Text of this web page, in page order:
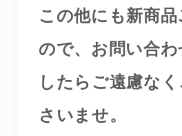
この他にも新商
ので、お問い合わ
したらご遠慮な
さいませ。